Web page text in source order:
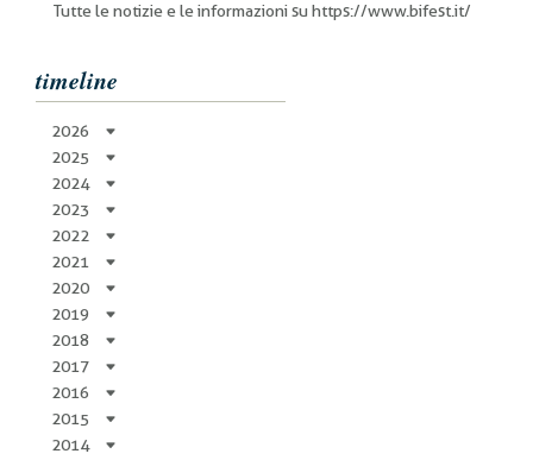
Tutte le notizie e le informazioni su https://www.bifest.it/
timeline
2026
2025
2024
2023
2022
2021
2020
2019
2018
2017
2016
2015
2014